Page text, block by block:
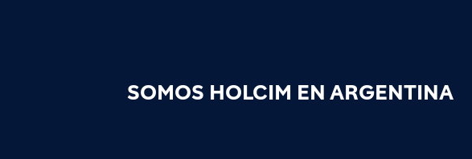
SOMOS HOLCIM EN ARGENTINA